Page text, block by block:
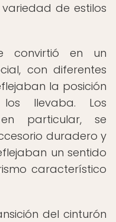
de estilos
convirtió en un
con diferentes
la posición
llevaba. Los
particular, se
duradero y
un sentido
característico
del cinturón